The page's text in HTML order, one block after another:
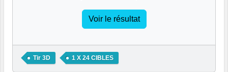
Voir le résultat
Tir 3D 1 X 24 CIBLES